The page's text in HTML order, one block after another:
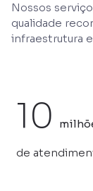
Nossos
qualidade
infraestrutura
10
de